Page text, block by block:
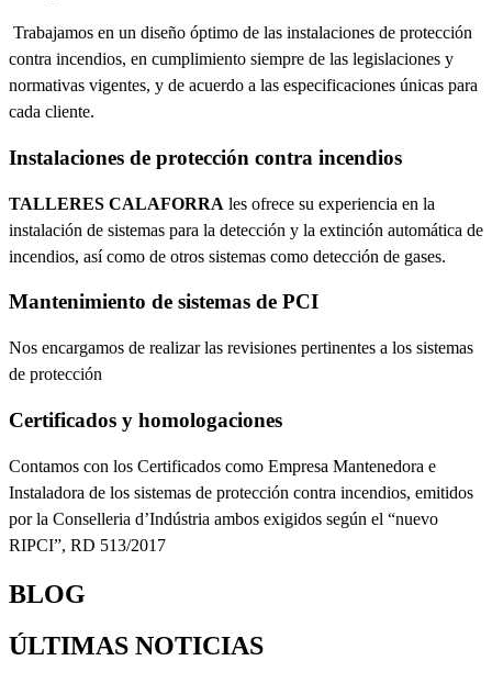
Trabajamos en un diseño óptimo de las instalaciones de protección
contra incendios, en cumplimiento siempre de las legislaciones y
normativas vigentes, y de acuerdo a las especificaciones únicas para
cada cliente.
Instalaciones de protección contra incendios
TALLERES CALAFORRA les ofrece su experiencia en la
instalación de sistemas para la detección y la extinción automática de
incendios, así como de otros sistemas como detección de gases.
Mantenimiento de sistemas de PCI
Nos encargamos de realizar las revisiones pertinentes a los sistemas
de protección
Certificados y homologaciones
Contamos con los Certificados como Empresa Mantenedora e
Instaladora de los sistemas de protección contra incendios, emitidos
por la Conselleria d’Indústria ambos exigidos según el “nuevo
RIPCI”, RD 513/2017
BLOG
ÚLTIMAS NOTICIAS